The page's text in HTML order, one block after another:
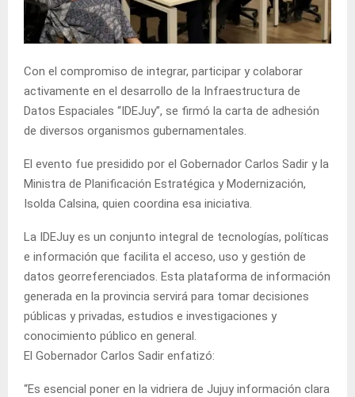
Con el compromiso de integrar, participar y colaborar
activamente en el desarrollo de la Infraestructura de
Datos Espaciales “IDEJuy”, se firmó la carta de adhesión
de diversos organismos gubernamentales.
El evento fue presidido por el Gobernador Carlos Sadir y la
Ministra de Planificación Estratégica y Modernización,
Isolda Calsina, quien coordina esa iniciativa.
La IDEJuy es un conjunto integral de tecnologías, políticas
e información que facilita el acceso, uso y gestión de
datos georreferenciados. Esta plataforma de información
generada en la provincia servirá para tomar decisiones
públicas y privadas, estudios e investigaciones y
conocimiento público en general.
El Gobernador Carlos Sadir enfatizó:
“Es esencial poner en la vidriera de Jujuy información clara